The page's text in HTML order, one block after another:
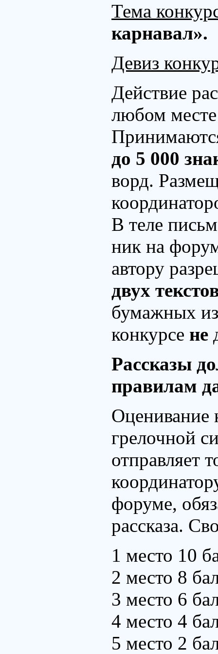
Тема
карнавал».
Девиз
Действие
любом
до 5 000
ворд.
В теле
ник на
автору
двух
бумажных
конкурсе не
Рассказы
правилам
Оценивание
грелочной
отправляет
форуме,
рассказа.
1 место 10
2 место 8
3 место 6
4 место 4
5 место 2